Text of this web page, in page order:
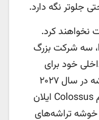
نخواهند کرد.
طبق گفته شرکت تراشه‌ساز Broadcom، سه شرکت بزرگ
خود برای
خوشه‌های ابررایانه‌ای با یک میلیون تراشه در سال ۲۰۲۷
استفاده کنند. این ۱۰ برابر اندازه سیستم Colossus ایلان
تراشه‌های